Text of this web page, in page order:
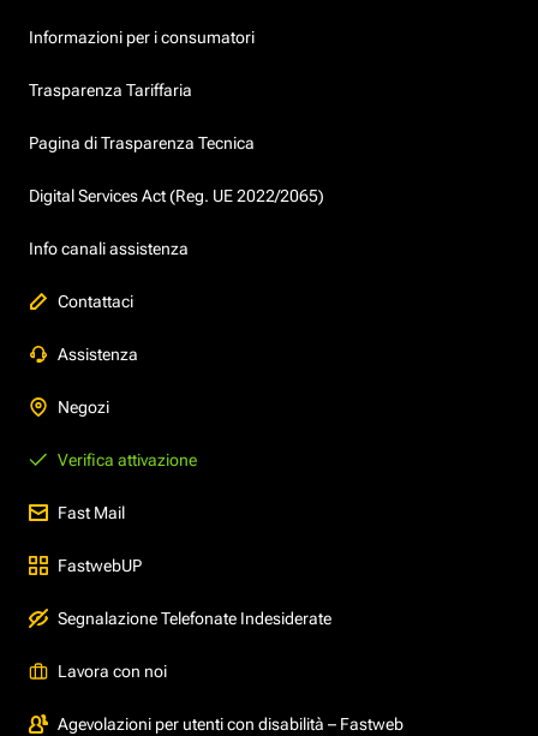
Informazioni per i consumatori
Trasparenza Tariffaria
Pagina di Trasparenza Tecnica
Digital Services Act (Reg. UE 2022/2065)
Info canali assistenza
Contattaci
Assistenza
Negozi
Verifica attivazione
Fast Mail
FastwebUP
Segnalazione Telefonate Indesiderate
Lavora con noi
Agevolazioni per utenti con disabilità – Fastweb